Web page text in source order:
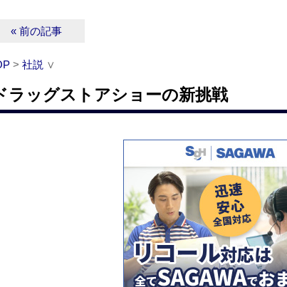
« 前の記事
> 社説 ∨
ラッグストアショーの新挑戦